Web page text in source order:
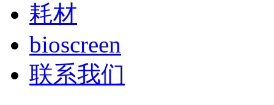
耗材
bioscreen
联系我们